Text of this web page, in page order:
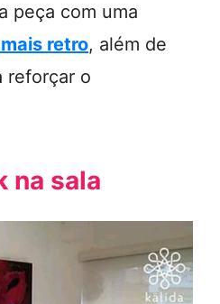
peça com uma
mais retro, além de
reforçar o
na sala